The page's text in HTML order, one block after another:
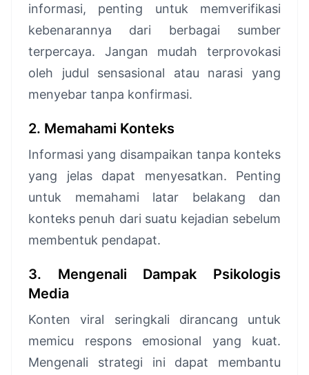
informasi, penting untuk memverifikasi
kebenarannya dari berbagai sumber
terpercaya. Jangan mudah terprovokasi
oleh judul sensasional atau narasi yang
menyebar tanpa konfirmasi.
2. Memahami Konteks
Informasi yang disampaikan tanpa konteks
yang jelas dapat menyesatkan. Penting
untuk memahami latar belakang dan
konteks penuh dari suatu kejadian sebelum
membentuk pendapat.
3. Mengenali Dampak Psikologis
Media
Konten viral seringkali dirancang untuk
memicu respons emosional yang kuat.
Mengenali strategi ini dapat membantu